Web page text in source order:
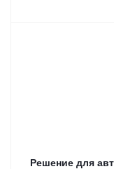
Решение для